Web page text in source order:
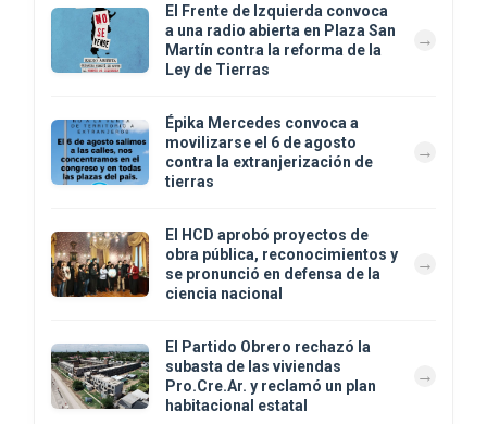
El Frente de Izquierda convoca
a una radio abierta en Plaza San
Martín contra la reforma de la
Ley de Tierras
Épika Mercedes convoca a
movilizarse el 6 de agosto
contra la extranjerización de
tierras
El HCD aprobó proyectos de
obra pública, reconocimientos y
se pronunció en defensa de la
ciencia nacional
El Partido Obrero rechazó la
subasta de las viviendas
Pro.Cre.Ar. y reclamó un plan
habitacional estatal